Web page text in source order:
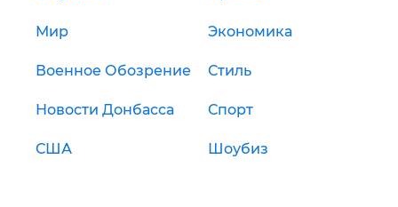
Мир Экономика
Военное Обозрение Стиль
Новости Донбасса Спорт
США Шоубиз